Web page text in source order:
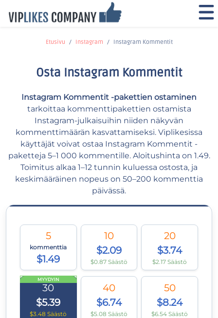
Etusivu Instagram Instagram Kommentit
Osta Instagram Kommentit
Instagram Kommentit -pakettien ostaminen
tarkoittaa kommenttipakettien ostamista
Instagram-julkaisuihin niiden näkyvän
kommenttimäärän kasvattamiseksi. Viplikesissa
käyttäjät voivat ostaa Instagram Kommentit -
paketteja 5–1 000 kommentille. Aloitushinta on 1.49.
Toimitus alkaa 1–12 tunnin kuluessa ostosta, ja
keskimääräinen nopeus on 50–200 kommenttia
päivässä.
5
kommenttia
$1.49
10
$2.09
$0.87 Säästö
20
$3.74
$2.17 Säästö
MYYDYIN
30
$5.39
$3.48 Säästö
40
$6.74
$5.08 Säästö
50
$8.24
$6.54 Säästö